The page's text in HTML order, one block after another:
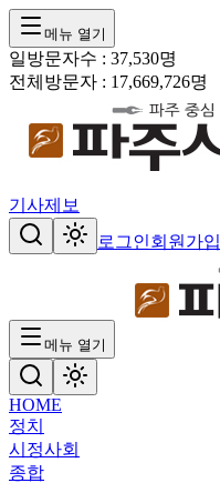
메뉴 열기
일방문자수 : 37,530명
전체방문자 : 17,669,726명
기사제보
로그인회원가입
메뉴 열기
HOME
정치
시정사회
종합